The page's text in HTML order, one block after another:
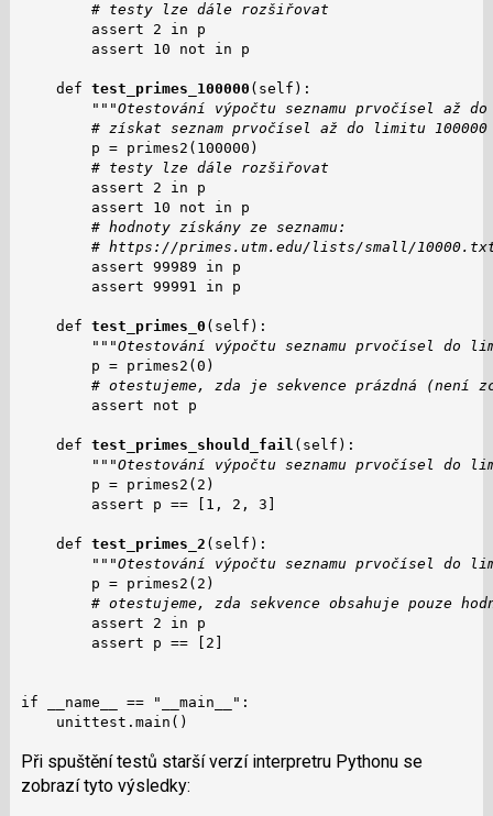
# testy lze dále rozšiřovat
        assert 2 in p
        assert 10 not in p
    def
test_primes_100000 (self):
"""Otestování výpočtu seznamu prvočísel až
# získat seznam prvočísel až do limitu 100000
        p = primes2(100000)
# testy lze dále rozšiřovat
        assert 2 in p
        assert 10 not in p
# hodnoty získány ze seznamu:
# https://primes.utm.edu/lists/small/
        assert 99989 in p
        assert 99991 in p
    def
test_primes_0 (self):
"""Otestování výpočtu seznamu prvočísel do
        p = primes2(0)
# otestujeme, zda je sekvence prázdná (není
        assert not p
    def
test_primes_should_fail (self):
"""Otestování výpočtu seznamu prvočísel do
        p = primes2(2)
        assert p == [1, 2, 3]
    def
test_primes_2 (self):
"""Otestování výpočtu seznamu prvočísel do
        p = primes2(2)
# otestujeme, zda sekvence obsahuje pouze
        assert 2 in p
        assert p == [2]
if __name__ == "__main__":
    unittest.main()
Při spuštění testů starší verzí interpretru Pythonu se
zobrazí tyto výsledky: